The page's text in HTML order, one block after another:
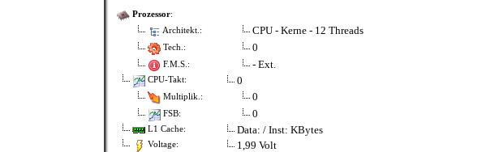
Prozessor:
Architekt.: CPU - Kerne - 12 Threads
Tech.: 0
F.M.S.: - Ext.
CPU-Takt: 0
Multiplik.: 0
FSB: 0
L1 Cache: Data: / Inst: KBytes
Voltage: 1,99 Volt